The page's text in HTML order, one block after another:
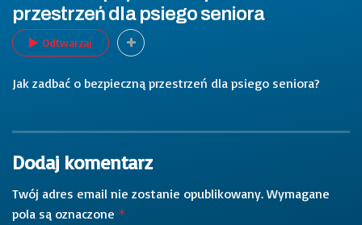
przestrzeń dla psiego seniora
Odtwarzaj
Jak zadbać o bezpieczną przestrzeń dla psiego seniora?
Dodaj komentarz
Twój adres email nie zostanie opublikowany. Wymagane
pola są oznaczone *